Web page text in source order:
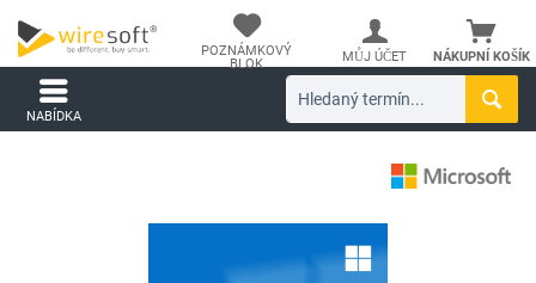
NÁKUPNÍ KOŠÍK
POZNÁMKOVÝ
BLOK
MŮJ ÚČET
NABÍDKA